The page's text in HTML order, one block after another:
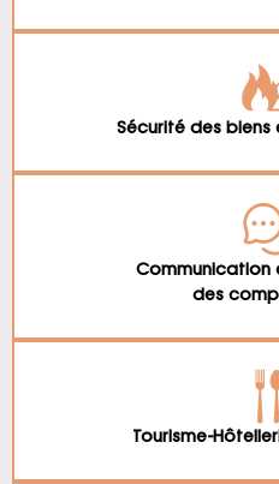
Sécurité des biens
Communication
des
Tourisme-